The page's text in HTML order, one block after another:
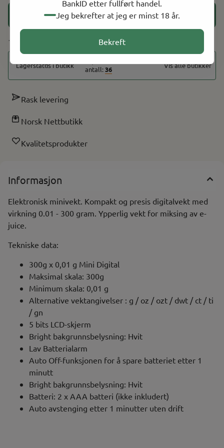
BankID etter fullført handel.
Jeg bekrefter at jeg er minst 18 år.
Bekreft
Legg i handlekurv
13 På lager
antall:36 Vis alle butikker
Rask levering
Norsk Nettbutikk
Kvalitetsprodukter
Informasjon
Elektronisk minivekt. Kompakt og presis digitalvekt med
virkning 0.01 - 300 gram. Ypperlig vekt for miksing av e-
juice.
Tekniske data:
300g x 0,01 g Mini Digital
Maksimal skala: 300g
Minimum skala: 0,01 g
Alternative vektangivelser : g / oz / ozt / dwt / ct / ti
/ gn
5 bits LCD-skjerm
Bright bakgrunnsbelysning: Hvit
Lav Batterialarm
Auto Off-funksjonen for å spare batteriet etter 1
minutt
Bright bakgrunnsbelysning: Hvit
Batteri: 2 x AAA batteri (ikke inkludert)
Auto avstenging etter 1 minutter uten drift